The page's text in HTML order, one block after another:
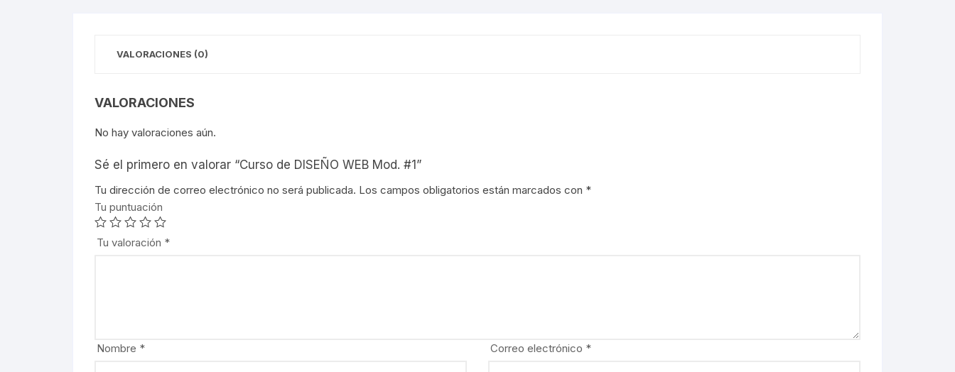
VALORACIONES (0)
VALORACIONES
No hay valoraciones aún.
Sé el primero en valorar “Curso de DISEÑO WEB Mod. #1”
Tu dirección de correo electrónico no será publicada. Los campos obligatorios están marcados con *
Tu puntuación
Tu valoración *
Nombre * Correo electrónico *